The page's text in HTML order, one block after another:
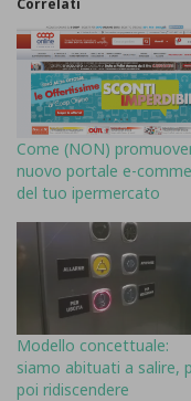
Correlati
Come (NON)
nuovo portale e-
del tuo ipermercato
Modello concettuale:
siamo abituati a salire,
poi ridiscendere